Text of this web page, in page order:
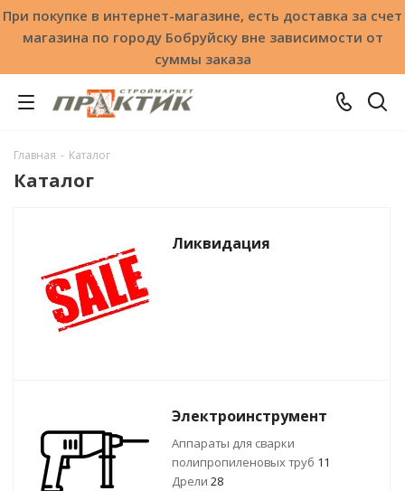
При покупке в интернет-магазине, есть доставка за счет
магазина по городу Бобруйску вне зависимости от
суммы заказа
Главная - Каталог
Каталог
Ликвидация
Электроинструмент
Аппараты для сварки
полипропиленовых труб 11
Дрели 28